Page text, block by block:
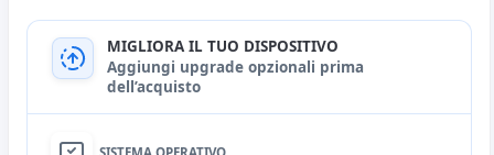
MIGLIORA IL TUO DISPOSITIVO
Aggiungi upgrade opzionali prima
dell’acquisto